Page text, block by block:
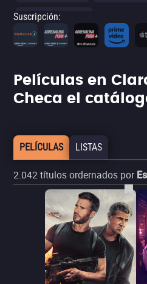
Conciertos
Suscripción:
Películas en
Checa el
PELÍCULAS LISTAS
2.042títulos ordernados por